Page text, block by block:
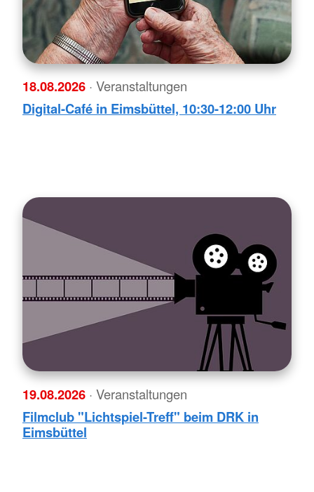
18.08.2026 · Veranstaltungen
Digital-Café in Eimsbüttel, 10:30-12:00 Uhr
19.08.2026 · Veranstaltungen
Filmclub "Lichtspiel-Treff" beim DRK in
Eimsbüttel